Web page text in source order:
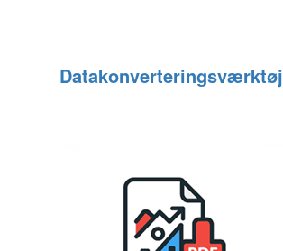
Datakonverteringsværktøj